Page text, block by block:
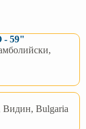
59"
Bulgaria